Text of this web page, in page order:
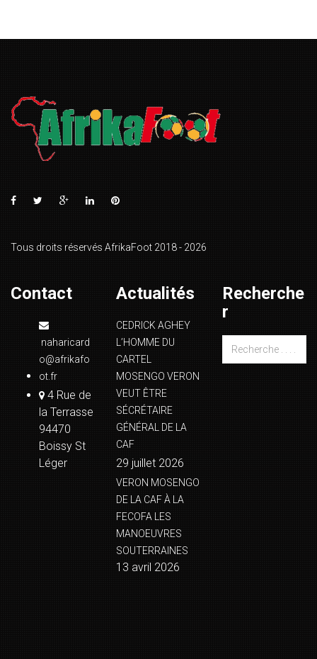
Tous droits réservés AfrikaFoot 2018 - 2026
Contact
naharicard
o@afrikafo
ot.fr
4 Rue de
la Terrasse
94470
Boissy St
Léger
Actualités
CEDRICK AGHEY
L’HOMME DU
CARTEL
MOSENGO VERON
VEUT ÊTRE
SÉCRÉTAIRE
GÉNÉRAL DE LA
CAF
29 juillet 2026
VERON MOSENGO
DE LA CAF À LA
FECOFA LES
MANOEUVRES
SOUTERRAINES
13 avril 2026
Recherche
r